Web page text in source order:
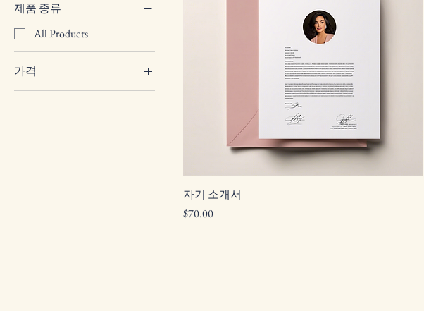
제품 종류
All Products
가격
자기 소개서
가격
$70.00